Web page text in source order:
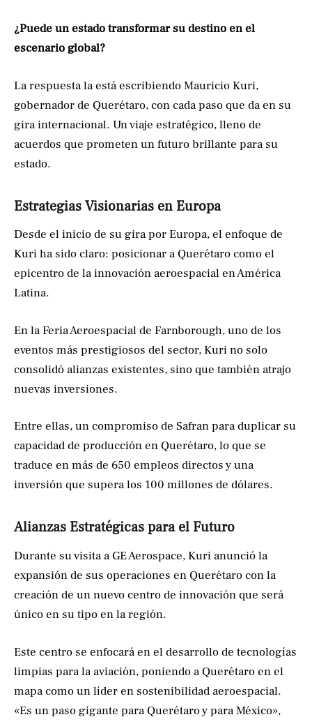
¿Puede un estado transformar su destino en el
escenario global?
La respuesta la está escribiendo Mauricio Kuri,
gobernador de Querétaro, con cada paso que da en su
gira internacional. Un viaje estratégico, lleno de
acuerdos que prometen un futuro brillante para su
estado.
Estrategias Visionarias en Europa
Desde el inicio de su gira por Europa, el enfoque de
Kuri ha sido claro: posicionar a Querétaro como el
epicentro de la innovación aeroespacial en América
Latina.
En la Feria Aeroespacial de Farnborough, uno de los
eventos más prestigiosos del sector, Kuri no solo
consolidó alianzas existentes, sino que también atrajo
nuevas inversiones.
Entre ellas, un compromiso de Safran para duplicar su
capacidad de producción en Querétaro, lo que se
traduce en más de 650 empleos directos y una
inversión que supera los 100 millones de dólares.
Alianzas Estratégicas para el Futuro
Durante su visita a GE Aerospace, Kuri anunció la
expansión de sus operaciones en Querétaro con la
creación de un nuevo centro de innovación que será
único en su tipo en la región.
Este centro se enfocará en el desarrollo de tecnologías
limpias para la aviación, poniendo a Querétaro en el
mapa como un líder en sostenibilidad aeroespacial.
«Es un paso gigante para Querétaro y para México»,